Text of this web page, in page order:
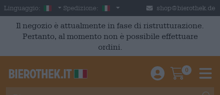
Skip to main content
Linguaggio: Italian
Spedizione: Italia shop@bierothek.de
Il negozio è attualmente in fase di ristrutturazione.
Pertanto, al momento non è possibile effettuare
ordini.
Einloggen /
0